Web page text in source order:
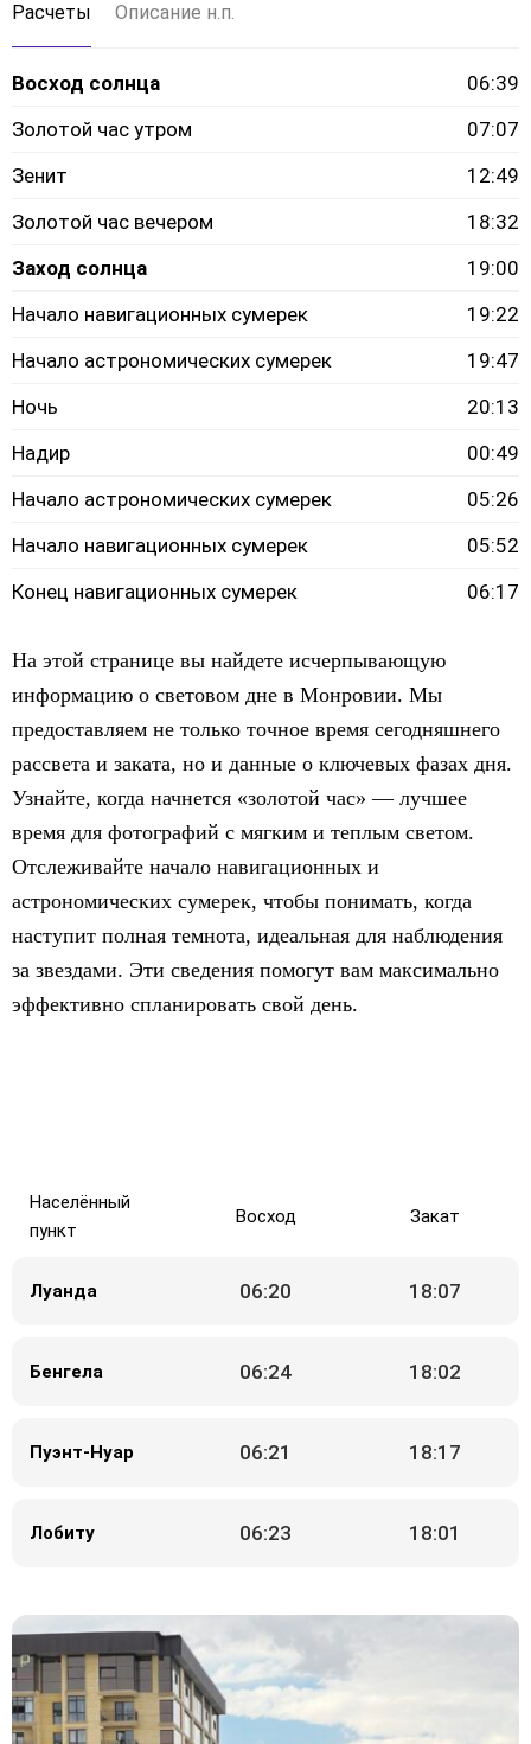
Расчеты Описание н.п.
Восход солнца
06:39
Золотой час утром
07:07
Зенит
12:49
Золотой час вечером
18:32
Заход солнца
19:00
Начало навигационных сумерек
19:22
Начало астрономических сумерек
19:47
Ночь
20:13
Надир
00:49
Начало астрономических сумерек
05:26
Начало навигационных сумерек
05:52
Конец навигационных сумерек
06:17
На этой странице вы найдете исчерпывающую
информацию о световом дне в Монровии. Мы
предоставляем не только точное время сегодняшнего
рассвета и заката, но и данные о ключевых фазах дня.
Узнайте, когда начнется «золотой час» — лучшее
время для фотографий с мягким и теплым светом.
Отслеживайте начало навигационных и
астрономических сумерек, чтобы понимать, когда
наступит полная темнота, идеальная для наблюдения
за звездами. Эти сведения помогут вам максимально
эффективно спланировать свой день.
Населённый
пункт
Восход Закат
Луанда 06:20 18:07
Бенгела 06:24 18:02
Пуэнт-Нуар 06:21 18:17
Лобиту 06:23 18:01